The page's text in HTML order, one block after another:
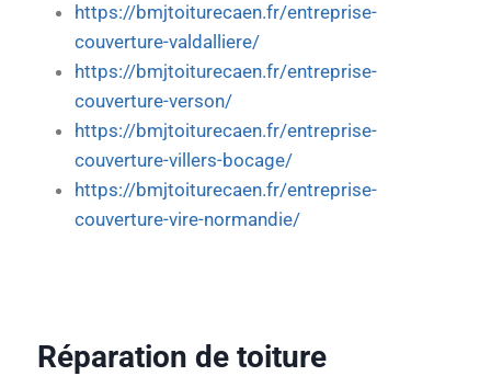
https://bmjtoiturecaen.fr/entreprise-
couverture-valdalliere/
https://bmjtoiturecaen.fr/entreprise-
couverture-verson/
https://bmjtoiturecaen.fr/entreprise-
couverture-villers-bocage/
https://bmjtoiturecaen.fr/entreprise-
couverture-vire-normandie/
Réparation de toiture